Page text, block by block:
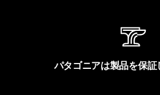
パタゴニアは製品を保証